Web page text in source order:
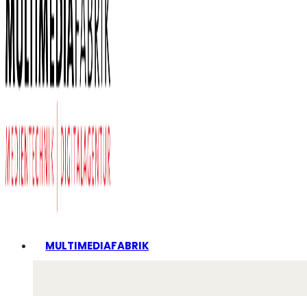
MULTIMEDIAFABRIK